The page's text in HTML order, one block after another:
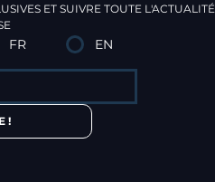
ET SUIVRE TOUTE L'ACTUALITÉ
FR EN
!